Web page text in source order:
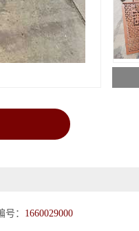
号： 1660029000